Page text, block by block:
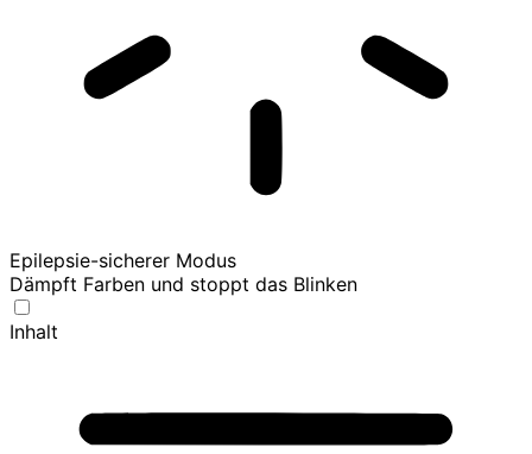
Epilepsie-sicherer Modus
Dämpft Farben und stoppt das Blinken
Inhalt